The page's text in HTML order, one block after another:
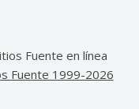
Fuente en línea
Fuente 1999-2026